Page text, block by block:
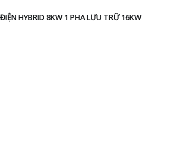
HYBRID 8KW 1 PHA LƯU TRỮ 16KW